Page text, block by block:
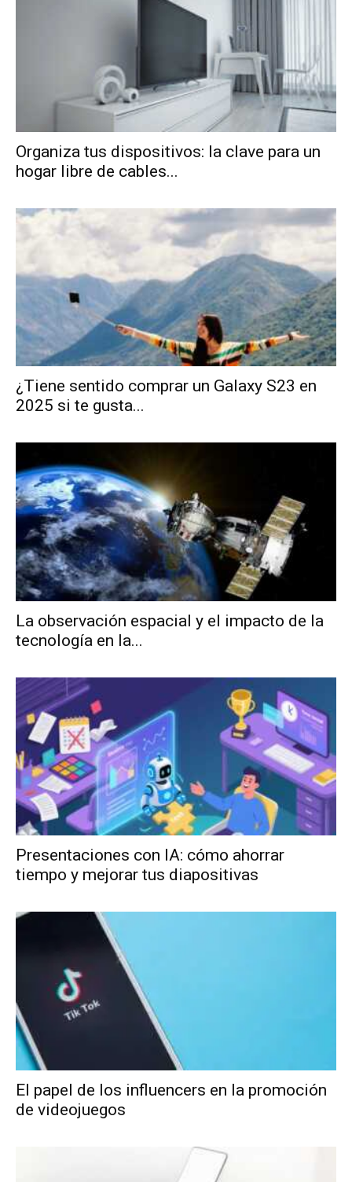
Organiza tus dispositivos: la clave para un
hogar libre de cables...
¿Tiene sentido comprar un Galaxy S23 en
2025 si te gusta...
La observación espacial y el impacto de la
tecnología en la...
Presentaciones con IA: cómo ahorrar
tiempo y mejorar tus diapositivas
El papel de los influencers en la promoción
de videojuegos